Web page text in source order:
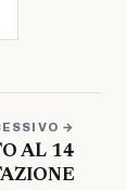
→
AL 14